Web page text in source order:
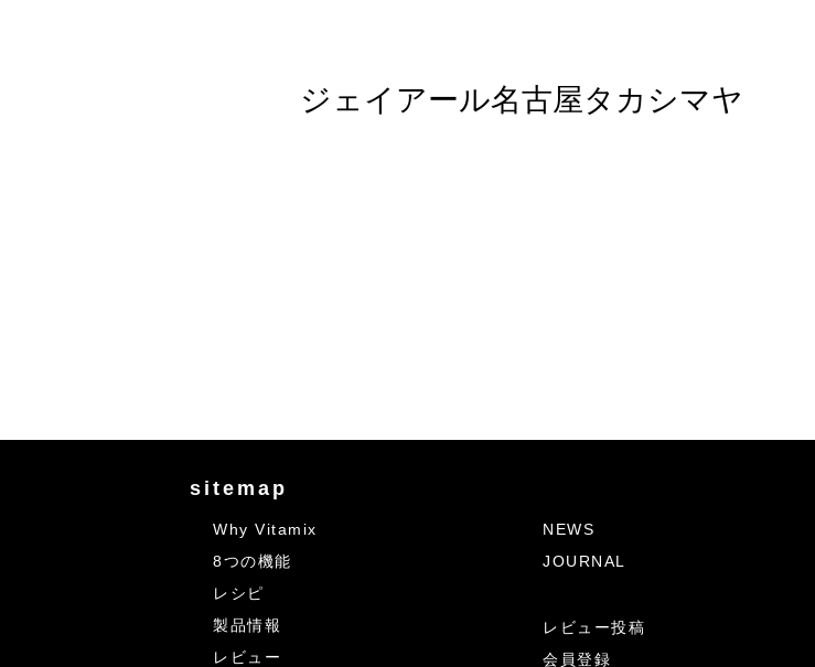
ジェイアール名古屋タカシマヤ
sitemap
Why Vitamix
8つの機能
レシピ
製品情報
レビュー
NEWS
JOURNAL
レビュー投稿
会員登録